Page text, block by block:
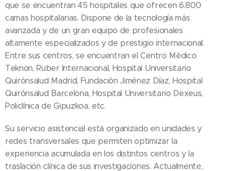
que se encuentran 45 hospitales que ofrecen 6.800
camas hospitalarias. Dispone de la tecnología más
avanzada y de un gran equipo de profesionales
altamente especializados y de prestigio internacional.
Entre sus centros, se encuentran el Centro Médico
Teknon, Ruber Internacional, Hospital Universitario
Quirónsalud Madrid, Fundación Jiménez Díaz, Hospital
Quirónsalud Barcelona, Hospital Universitario Dexeus,
Policlínica de Gipuzkoa, etc.
Su servicio asistencial está organizado en unidades y
redes transversales que permiten optimizar la
experiencia acumulada en los distintos centros y la
traslación clínica de sus investigaciones. Actualmente,